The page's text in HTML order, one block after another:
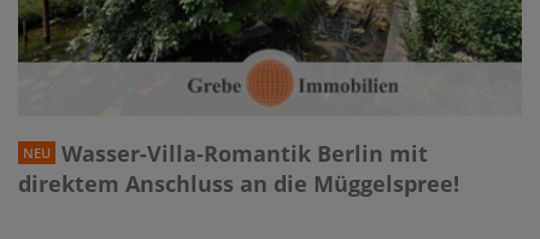
NEU
Wasser-Villa-Romantik Berlin mit
direktem Anschluss an die Müggelspree!